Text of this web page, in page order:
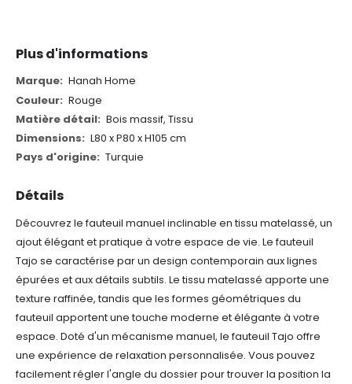
Détails
Découvrez le fauteuil manuel inclinable en tissu matelassé, un
ajout élégant et pratique à votre espace de vie. Le fauteuil
Tajo se caractérise par un design contemporain aux lignes
épurées et aux détails subtils. Le tissu matelassé apporte une
texture raffinée, tandis que les formes géométriques du
fauteuil apportent une touche moderne et élégante à votre
espace. Doté d'un mécanisme manuel, le fauteuil Tajo offre
une expérience de relaxation personnalisée. Vous pouvez
facilement régler l'angle du dossier pour trouver la position la
Plus d'informations
Plus
d'informations
Hanah Home
Rouge
Bois massif, Tissu
L80 x P80 x H105 cm
Turquie